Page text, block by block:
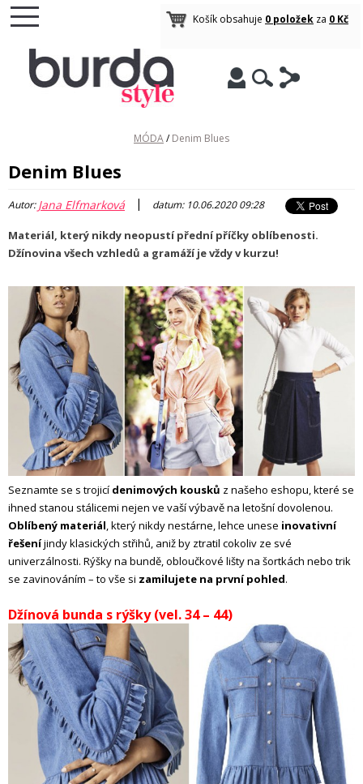
Košík obsahuje 0 položek za 0 Kč
MÓDA/ Denim Blues
Denim Blues
Autor:Jana Elfmarková | datum: 10.06.2020 09:28
Materiál, který nikdy neopustí přední příčky oblíbenosti.
Džínovina všech vzhledů a gramáží je vždy v kurzu!
Seznamte se s trojicí denimových kousků z našeho eshopu, které se
ihned stanou stálicemi nejen ve vaší výbavě na letošní dovolenou.
Oblíbený materiál, který nikdy nestárne, lehce unese inovativní
řešeníjindy klasických střihů, aniž by ztratil cokoliv ze své
univerzálnosti. Rýšky na bundě, obloučkové lišty na šortkách nebo trik
se zavinováním – to vše si zamilujete na první pohled.
Džínová bunda s rýšky (vel. 34 – 44)